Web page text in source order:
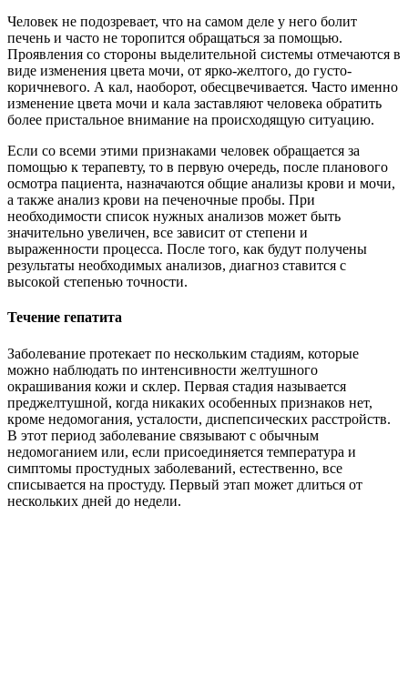
Человек не подозревает, что на самом деле у него болит
печень и часто не торопится обращаться за помощью.
Проявления со стороны выделительной системы отмечаются в
виде изменения цвета мочи, от ярко-желтого, до густо-
коричневого. А кал, наоборот, обесцвечивается. Часто именно
изменение цвета мочи и кала заставляют человека обратить
более пристальное внимание на происходящую ситуацию.
Если со всеми этими признаками человек обращается за
помощью к терапевту, то в первую очередь, после планового
осмотра пациента, назначаются общие анализы крови и мочи,
а также анализ крови на печеночные пробы. При
необходимости список нужных анализов может быть
значительно увеличен, все зависит от степени и
выраженности процесса. После того, как будут получены
результаты необходимых анализов, диагноз ставится с
высокой степенью точности.
Течение гепатита
Заболевание протекает по нескольким стадиям, которые
можно наблюдать по интенсивности желтушного
окрашивания кожи и склер. Первая стадия называется
преджелтушной, когда никаких особенных признаков нет,
кроме недомогания, усталости, диспепсических расстройств.
В этот период заболевание связывают с обычным
недомоганием или, если присоединяется температура и
симптомы простудных заболеваний, естественно, все
списывается на простуду. Первый этап может длиться от
нескольких дней до недели.